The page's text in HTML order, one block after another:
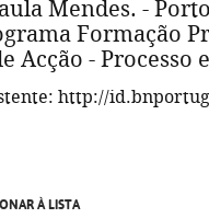
Mendes. -
Formação
Acção - Processo
http://
À LISTA